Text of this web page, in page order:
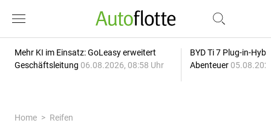
Mehr KI im Einsatz: GoLeasy erweitert
Geschäftsleitung 06.08.2026, 08:58 Uhr
BYD Ti 7 Plug-in-
Abenteuer
Home
Reifen